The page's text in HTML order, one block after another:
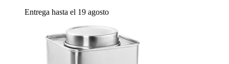
Entrega hasta el 19 agosto